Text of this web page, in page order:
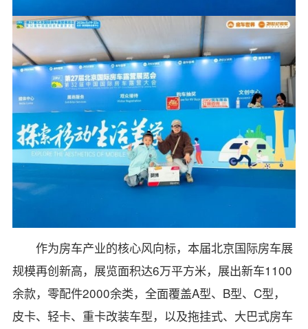
作为房车产业的核心风向标，本届北京国际房车展
规模再创新高，展览面积达6万平方米，展出新车1100
余款，零配件2000余类，全面覆盖A型、B型、C型，
皮卡、轻卡、重卡改装车型，以及拖挂式、大巴式房车